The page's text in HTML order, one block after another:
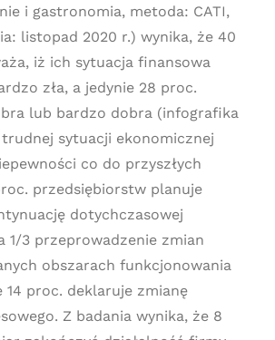
i gastronomia, metoda: CATI,
listopad 2020 r.) wynika, że 40
iż ich sytuacja finansowa
zła, a jedynie 28 proc.
lub bardzo dobra (infografika
trudnej sytuacji ekonomicznej
co do przyszłych
przedsiębiorstw planuje
dotychczasowej
1/3 przeprowadzenie zmian
obszarach funkcjonowania
14 proc. deklaruje zmianę
Z badania wynika, że 8